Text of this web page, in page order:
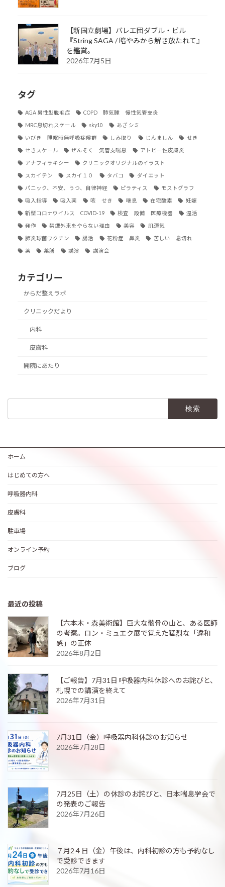
【新国立劇場】バレエ団ダブル・ビル
『String SAGA / 暗やみから解き放たれて』
を鑑賞。
2026年7月5日
タグ
AGA 男性型脱毛症 COPD 肺気腫 慢性気管支炎
MRC息切れスケール sky10 あざ シミ
いびき 睡眠時無呼吸症候群 しみ取り じんましん せき
せきスケール ぜんそく 気管支喘息 アトピー性皮膚炎
アナフィラキシー クリニックオリジナルのイラスト
スカイテン スカイ１０ タバコ ダイエット
パニック、不安、うつ、自律神経 ピラティス モストグラフ
吸入指導 吸入薬 咳 せき 喘息 在宅酸素 妊娠
新型コロナウイルス COVID-19 検査 設備 医療機器 温活
発作 禁煙外来をやらない理由 美容 肌運気
肺炎球菌ワクチン 腸活 花粉症 鼻炎 苦しい 息切れ
薬 薬膳 講演 講演会
カテゴリー
からだ整えラボ
クリニックだより
内科
皮膚科
開院にあたり
ホーム
はじめての方へ
呼吸器内科
皮膚科
駐車場
オンライン予約
ブログ
最近の投稿
【六本木・森美術館】巨大な骸骨の山と、ある医師
の考察。ロン・ミュエク展で覚えた猛烈な「違和
感」の正体
2026年8月2日
【ご報告】7月31日 呼吸器内科休診へのお詫びと、
札幌での講演を終えて
2026年7月31日
7月31日（金）呼吸器内科休診のお知らせ
2026年7月28日
7月25日（土）の休診のお詫びと、日本喘息学会で
の発表のご報告
2026年7月26日
７月2４日（金）午後は、内科初診の方も予約なし
で受診できます
2026年7月16日